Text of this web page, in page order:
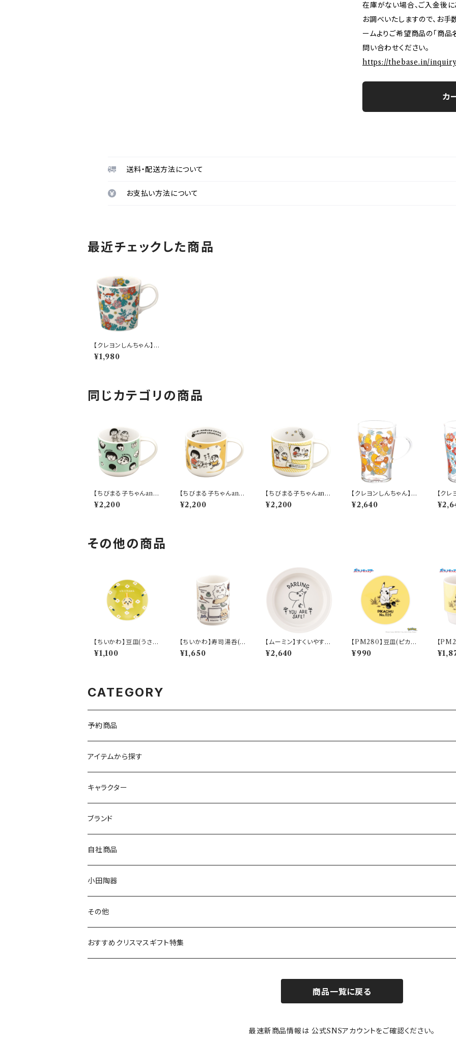
在庫がない場合、ご入金後
お調べいたしますので、お
ームよりご希望商品の「商品
問い合わせください。
https://thebase.in/
カ
送料・配送方法について
お支払い方法について
最近チェックした商品
【クレヨンしんちゃん】マ
グ（はな）【CS40】CS4
2-11
¥1,980
同じカテゴリの商品
【ちびまる子ちゃんand
クレヨンしんちゃん】マ
グ(フェイス)【CMCS1
¥2,200
【ちびまる子ちゃんand
クレヨンしんちゃん】マ
グ(散歩)【CMCS10】4
¥2,200
【ちびまる子ちゃんand
クレヨンしんちゃん】マ
グ(コミック)【CMCS1
¥2,200
【クレヨンしんちゃん】耐
熱ガラスマグ（フルーツ）
【CS40】CS43-815
¥2,640
【ク
熱ガラ
S40
その他の商品
【ちいかわ】豆皿(うさぎ)
【CKW20】CKW23-3
33
¥1,100
【ちいかわ】寿司湯呑(討
伐)【CKW50】CKW5
2-327
¥1,650
【ムーミン】すくいやすい
カレー皿（ムーミン）【M
M9000】MM9001-3
¥2,640
【PM280】豆皿(ピカチ
ュウ)【Daily Sketch】P
M284-333
¥990
【
ュウ)
CATEGORY
予約商品
アイテムから探す
九谷焼
マグ＆カップ
プレート
ボウル
ガラスウェア
カトラリー
キャラクター
ムーミン
80th記念アイテム
リトルミイの日記念アイテム
MOOMIN ANIMATION
スヌーピー
ピーターラビット
ポケットモンスター
ブランド
LA AMYS(エミーズ)
LISA LARSON(リサラーソン)
LAURA ASHLEY(ローラ アシュレイ)
Finlayson(フィンレイソン)
自社商品
ねこ企画
Cecera(セセラ)
CELEC(セレック)
小田陶器
さざなみ
吉祥
その他
リサイクル食器
おすすめクリスマスギフト特集
商品一覧に戻る
最速新商品情報は 公式SNSアカウントをご確認ください。